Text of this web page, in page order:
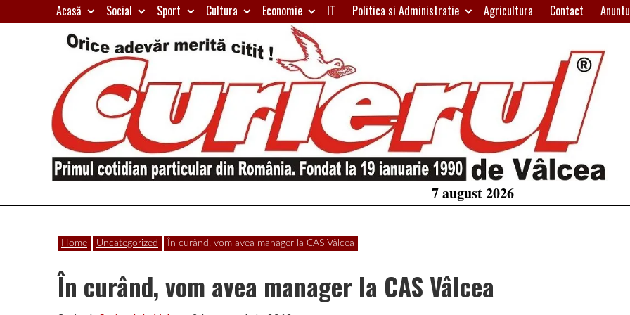
to
Acasă Social Sport Cultura Economie IT Politica si Administratie Agricultura Contact
Curierul
de
Primul
particular
din
România
7 august 2026
Home Uncategorized În curând, vom avea manager la CAS Vâlcea
În curând, vom avea manager la CAS Vâlcea